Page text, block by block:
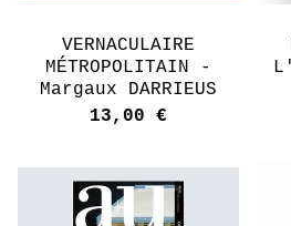
VERNACULAIRE
MÉTROPOLITAIN -
Margaux DARRIEUS
13,00 €